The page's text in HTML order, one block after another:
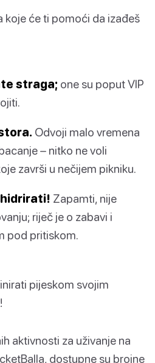
koje će ti pomoći da izađeš
straga; one su poput VIP
Odvoji malo vremena
– nitko ne voli
završi u nečijem pikniku.
Zapamti, nije
riječ je o zabavi i
pod pritiskom.
pijeskom svojim
aktivnosti za uživanje na
dostupne su brojne